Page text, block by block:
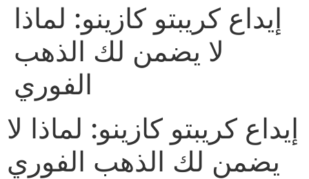
إيداع كريبتو كازينو: لماذا
لا يضمن لك الذهب
الفوري
إيداع كريبتو كازينو: لماذا لا
يضمن لك الذهب الفوري